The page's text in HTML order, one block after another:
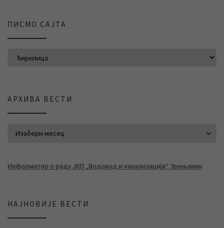
ПИСМО САЈТА
АРХИВА ВЕСТИ
Информатор о раду ЈКП „Водовод и канализација“ Зрењанин
НАЈНОВИЈЕ ВЕСТИ